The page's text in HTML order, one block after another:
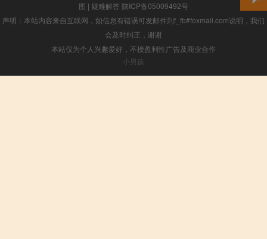
图 | 疑难解答 陕ICP备05009492号
声明：本站内容来自互联网，如信息有错误可发邮件到f_fb#foxmail.com说明，我们
会及时纠正，谢谢
本站仅为个人兴趣爱好，不接盈利性广告及商业合作
小男孩